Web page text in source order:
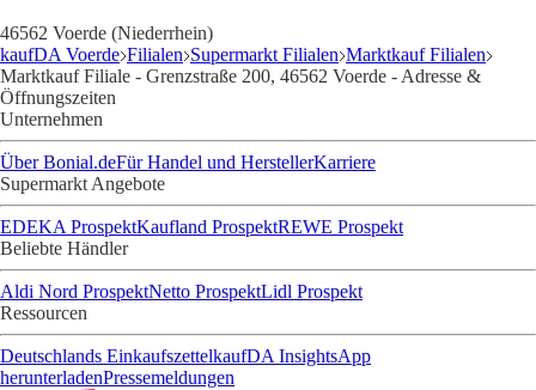
46562 Voerde (Niederrhein)
kaufDA Voerde Filialen Supermarkt Filialen Marktkauf Filialen
Marktkauf Filiale - Grenzstraße 200, 46562 Voerde - Adresse &
Öffnungszeiten
Unternehmen
Über Bonial.deFür Handel und HerstellerKarriere
Supermarkt Angebote
EDEKA ProspektKaufland ProspektREWE Prospekt
Beliebte Händler
Aldi Nord ProspektNetto ProspektLidl Prospekt
Ressourcen
Deutschlands EinkaufszettelkaufDA InsightsApp
herunterladenPressemeldungen